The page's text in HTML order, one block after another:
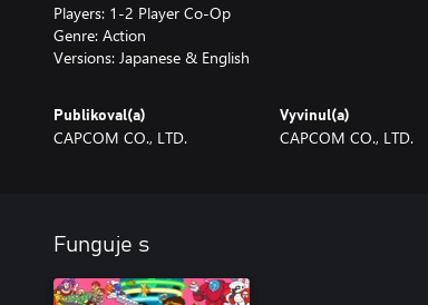
Players: 1-2 Player Co-Op
Genre: Action
Versions: Japanese & English
Publikoval(a)
CAPCOM CO., LTD.
Vyvinul(a)
CAPCOM CO., LTD.
Funguje s